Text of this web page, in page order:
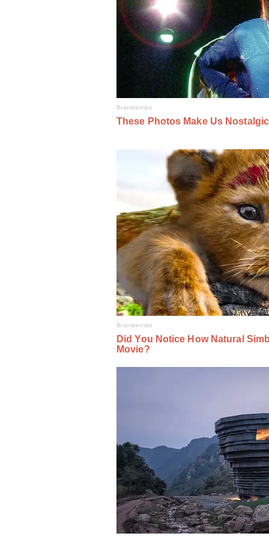
НААКУ як єдина спільнота